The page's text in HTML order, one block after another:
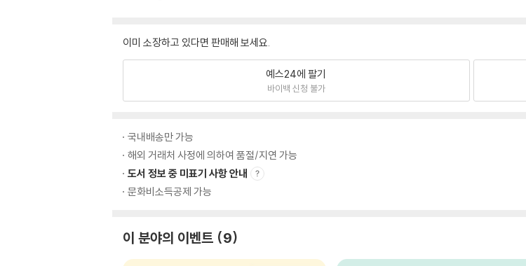
이미 소장하고 있다면 판매해 보세요.
예스24에 팔기
바이백 신청 불가
국내배송만 가능
해외 거래처 사정에 의하여 품절/지연 가능
도서 정보 중 미표기 사항 안내
문화비소득공제 가능
이 분야의 이벤트 9